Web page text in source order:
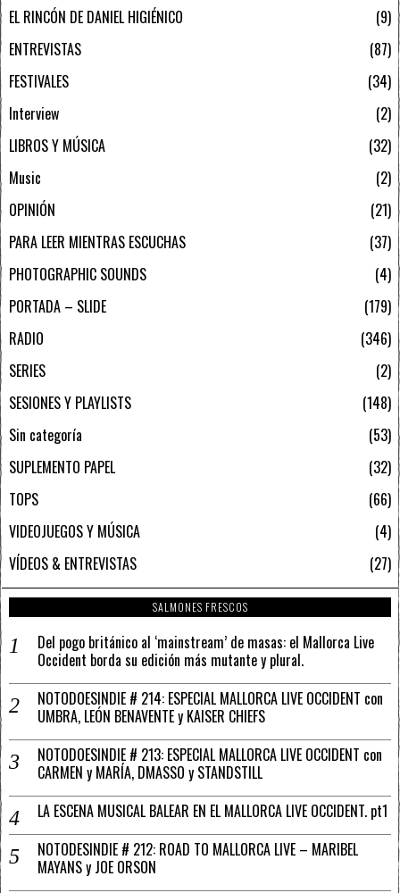
EL RINCÓN DE DANIEL HIGIÉNICO
9
ENTREVISTAS
87
FESTIVALES
34
Interview
2
LIBROS Y MÚSICA
32
Music
2
OPINIÓN
21
PARA LEER MIENTRAS ESCUCHAS
37
PHOTOGRAPHIC SOUNDS
4
PORTADA – SLIDE
179
RADIO
346
SERIES
2
SESIONES Y PLAYLISTS
148
Sin categoría
53
SUPLEMENTO PAPEL
32
TOPS
66
VIDEOJUEGOS Y MÚSICA
4
VÍDEOS & ENTREVISTAS
27
SALMONES FRESCOS
Del pogo británico al ‘mainstream’ de masas: el Mallorca Live
Occident borda su edición más mutante y plural.
NOTODOESINDIE # 214: ESPECIAL MALLORCA LIVE OCCIDENT con
UMBRA, LEÓN BENAVENTE y KAISER CHIEFS
NOTODOESINDIE # 213: ESPECIAL MALLORCA LIVE OCCIDENT con
CARMEN y MARÍA, DMASSO y STANDSTILL
LA ESCENA MUSICAL BALEAR EN EL MALLORCA LIVE OCCIDENT. pt1
NOTODESINDIE # 212: ROAD TO MALLORCA LIVE – MARIBEL
MAYANS y JOE ORSON